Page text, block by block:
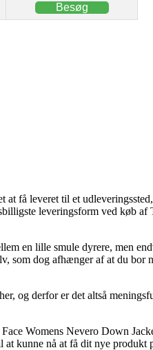
Besøg
at få leveret til et
leveringsform ved køb af
en lille smule dyrere, men
som dog afhænger af at du bor
og derfor er det altså
Womens Nevero Down
at kunne nå at få dit nye produkt